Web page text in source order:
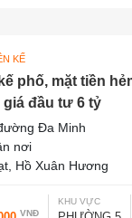
KẾ
phố, mặt tiền
giá đầu tư 6 tỷ
Đa Minh
nơi
Hồ Xuân Hương
VNĐ
KHU VỰC